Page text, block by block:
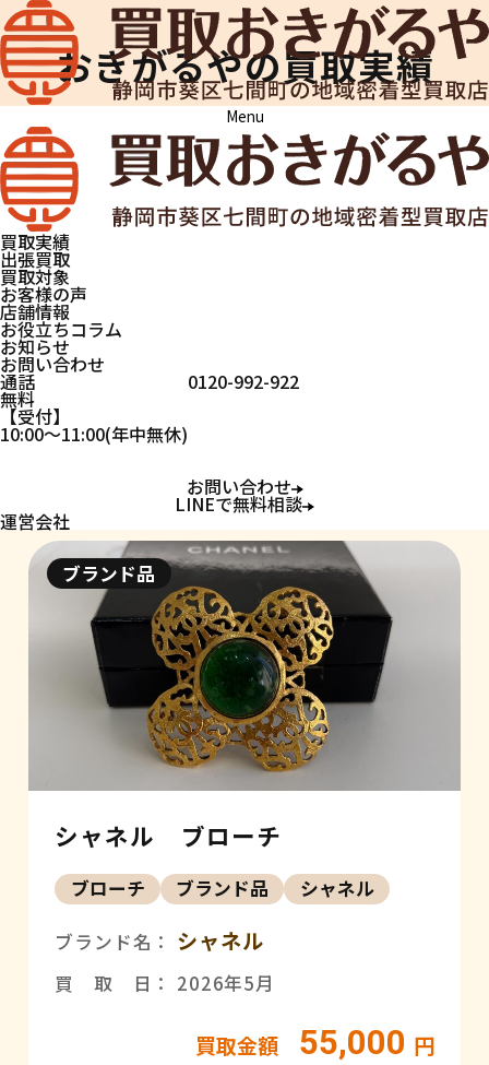
Menu
買取実績
出張買取
買取対象
お客様の声
店舗情報
お役立ちコラム
お知らせ
お問い合わせ
通話
無料
0120-992-922
受付
10:00～11:00(年中無休)
お問い合わせ
LINEで無料相談
運営会社
おきがるやの買取実績
買取おきがるや 買取実績 ブローチ
おきがるやで買取したお品物の一部をご
紹介します。
当店は買取が成立しなかった場合も鑑定
士の出張料は無料ですので、納得のいく
金額で買取いただけます。
ブランド品
シャネル ブローチ
ブローチ ブランド品 シャネル
ブランド名： シャネル
買 取 日： 2026年5月
買取金額 55,000 円